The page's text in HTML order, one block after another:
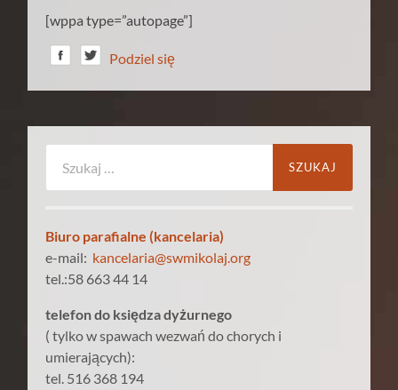
[wppa type=”autopage”]
Podziel się
Biuro parafialne (kancelaria)
e-mail: kancelaria@swmikolaj.org
tel.:58 663 44 14
telefon do księdza dyżurnego
( tylko w spawach wezwań do chorych i
umierających):
tel. 516 368 194